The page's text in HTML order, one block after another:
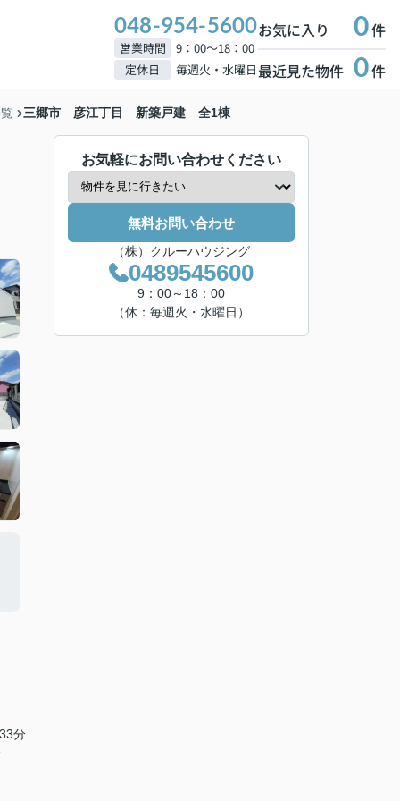
048-954-5600
営業時間
9：00～18：00
定休日
毎週火・水曜日
お気に入り 0件
最近見た物件 0件
三郷市 彦江丁目 新築戸建 全1棟
分
お気軽にお問い合わせください
無料お問い合わせ
（株）クルーハウジング
0489545600
9：00～18：00
（休：毎週火・水曜日）